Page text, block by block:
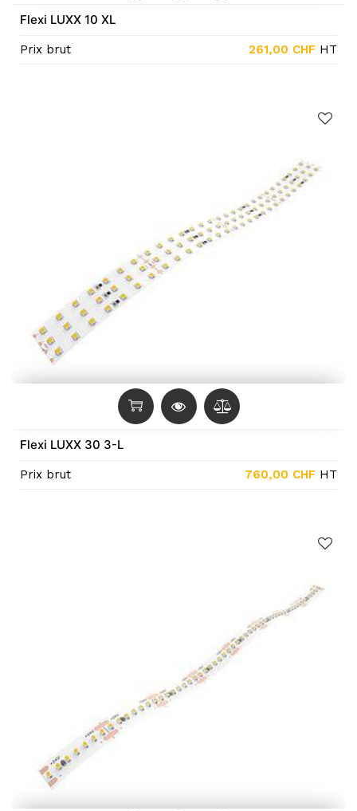
Flexi LUXX 10 XL
Prix brut 261,00 CHF HT
Flexi LUXX 30 3-L
Prix brut 760,00 CHF HT